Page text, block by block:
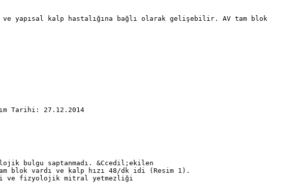
yapısal kalp hastalığına bağlı olarak gelişebilir. AV tam blok
Tarihi: 27.12.2014
bulgu saptanmadı. &Ccedil;ekilen
blok vardı ve kalp hızı 48/dk idi (Resim 1).
ve fizyolojik mitral yetmezliği